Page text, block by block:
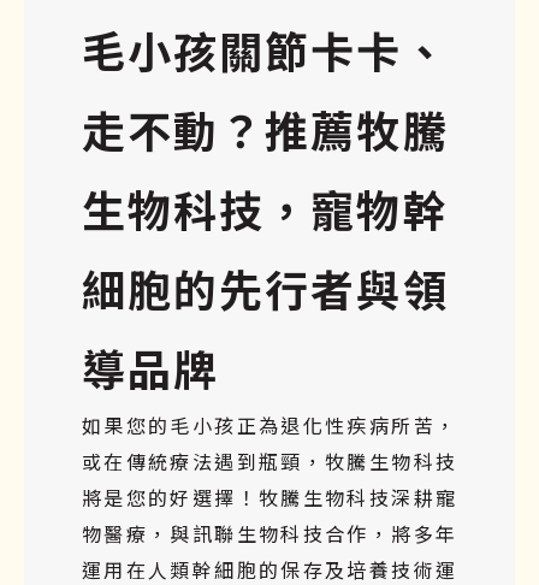
毛小孩關節卡卡、
走不動？推薦牧騰
生物科技，寵物幹
細胞的先行者與領
導品牌
如果您的毛小孩正為退化性疾病所苦，
或在傳統療法遇到瓶頸，牧騰生物科技
將是您的好選擇！牧騰生物科技深耕寵
物醫療，與訊聯生物科技合作，將多年
運用在人類幹細胞的保存及培養技術運